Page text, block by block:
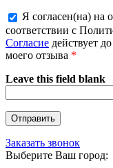
Я согласен(на) на
соответствии с
Согласие действует
моего отзыва *
Leave this field blank
Заказать звонок
Выберите Ваш город: